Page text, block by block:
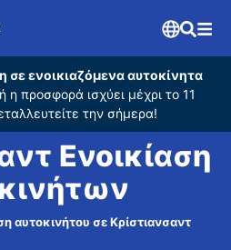
ενοικιαζόμενα αυτοκίνητα
η προσφορά ισχύει μέχρι το 11
την σήμερα!
Ενοικίαση
αυτοκινήτου σε Κρίστιανσαντ